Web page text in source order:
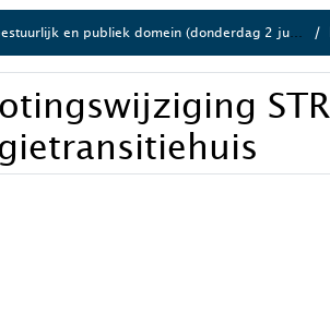
en publiek domein (donderdag 2 juli 2026)